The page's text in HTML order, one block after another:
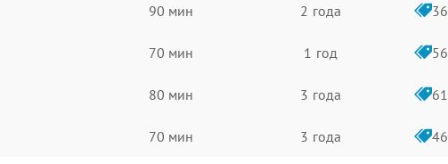
90 мин 2 года
70 мин 1 год
80 мин 3 года
70 мин 3 года